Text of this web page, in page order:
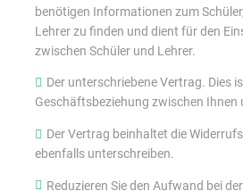
benötigen Informationen zum
Lehrer zu finden und dient für den
zwischen Schüler und Lehrer.
Der unterschriebene Vertrag. Dies
Geschäftsbeziehung zwischen Ihnen
Der Vertrag beinhaltet die
ebenfalls unterschreiben.
Reduzieren Sie den Aufwand bei